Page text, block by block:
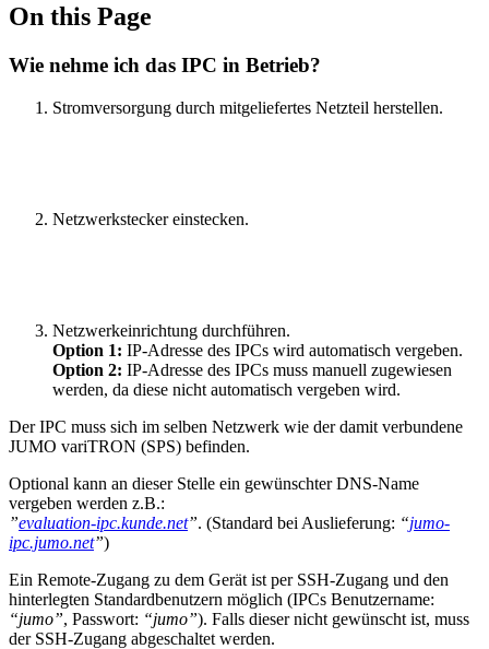
On this Page
Wie nehme ich das IPC in Betrieb?
Stromversorgung durch mitgeliefertes Netzteil herstellen.
Netzwerkstecker einstecken.
Netzwerkeinrichtung durchführen.
Option 1: IP-Adresse des IPCs wird automatisch vergeben.
Option 2: IP-Adresse des IPCs muss manuell zugewiesen
werden, da diese nicht automatisch vergeben wird.
Der IPC muss sich im selben Netzwerk wie der damit verbundene
JUMO variTRON (SPS) befinden.
Optional kann an dieser Stelle ein gewünschter DNS-Name
vergeben werden z.B.:
”evaluation-ipc.kunde.net”. (Standard bei Auslieferung: “jumo-
ipc.jumo.net”)
Ein Remote-Zugang zu dem Gerät ist per SSH-Zugang und den
hinterlegten Standardbenutzern möglich (IPCs Benutzername:
“jumo”, Passwort: “jumo”). Falls dieser nicht gewünscht ist, muss
der SSH-Zugang abgeschaltet werden.